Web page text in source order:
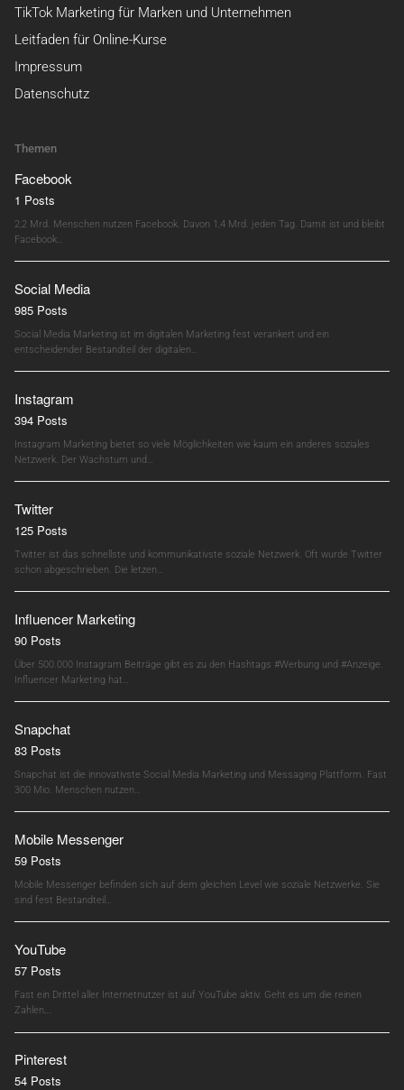
TikTok Marketing für Marken und Unternehmen
Leitfaden für Online-Kurse
Impressum
Datenschutz
Themen
Facebook
1 Posts
2,2 Mrd. Menschen nutzen Facebook. Davon 1,4 Mrd. jeden Tag. Damit ist und bleibt
Facebook…
Social Media
985 Posts
Social Media Marketing ist im digitalen Marketing fest verankert und ein
entscheidender Bestandteil der digitalen…
Instagram
394 Posts
Instagram Marketing bietet so viele Möglichkeiten wie kaum ein anderes soziales
Netzwerk. Der Wachstum und…
Twitter
125 Posts
Twitter ist das schnellste und kommunikativste soziale Netzwerk. Oft wurde Twitter
schon abgeschrieben. Die letzen…
Influencer Marketing
90 Posts
Über 500.000 Instagram Beiträge gibt es zu den Hashtags #Werbung und #Anzeige.
Influencer Marketing hat…
Snapchat
83 Posts
Snapchat ist die innovativste Social Media Marketing und Messaging Plattform. Fast
300 Mio. Menschen nutzen…
Mobile Messenger
59 Posts
Mobile Messenger befinden sich auf dem gleichen Level wie soziale Netzwerke. Sie
sind fest Bestandteil…
YouTube
57 Posts
Fast ein Drittel aller Internetnutzer ist auf YouTube aktiv. Geht es um die reinen
Zahlen,…
Pinterest
54 Posts